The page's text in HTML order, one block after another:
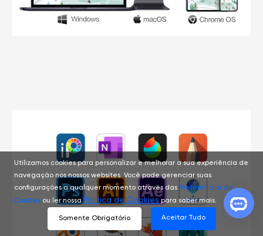
Utilizamos cookies para personalizar e melhorar a sua experiência de
navegação nos nossos websites. Você pode gerenciar suas
configurações a qualquer momento através das Preferências de
Cookies ou ler nossa Política de Cookies para saber mais.
Somente Obrigatório Aceitar Tudo